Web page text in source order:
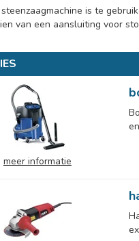
is te
van een aansluiting voor
meer informatie